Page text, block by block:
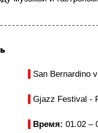
San Bernardino
Gjazz Festival -
Время: 01.02 –